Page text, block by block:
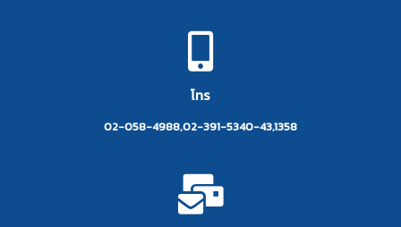
โทร
02-058-4988,02-391-5340-43,1358